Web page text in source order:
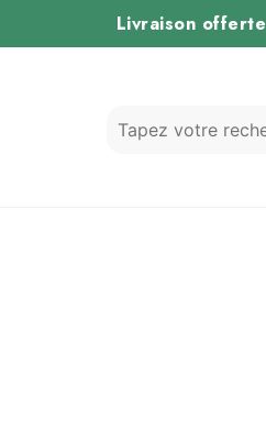
Livraison offerte